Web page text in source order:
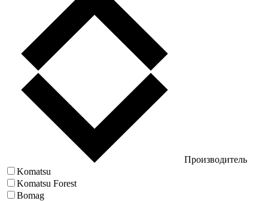
Производитель
Komatsu
Komatsu Forest
Bomag